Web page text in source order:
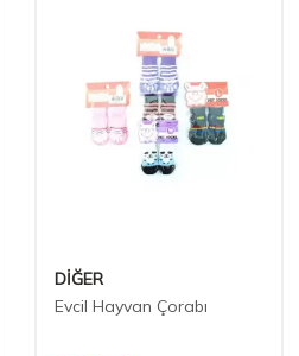
DİĞER
Evcil Hayvan Çorabı